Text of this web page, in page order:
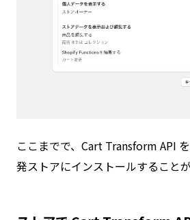
ここまでで、Cart Transform API
発ストアにインストールすること